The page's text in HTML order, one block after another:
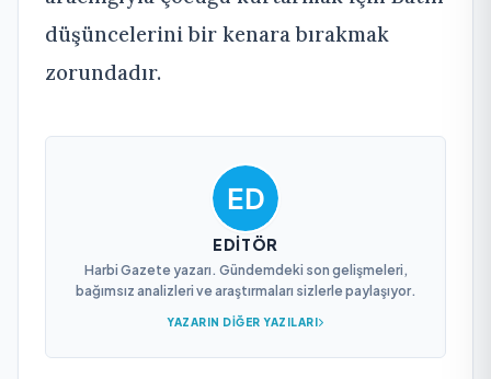
düşüncelerini bir kenara bırakmak
zorundadır.
EDITÖR
Harbi Gazete yazarı. Gündemdeki son gelişmeleri,
bağımsız analizleri ve araştırmaları sizlerle paylaşıyor.
YAZARIN DIĞER YAZILARI